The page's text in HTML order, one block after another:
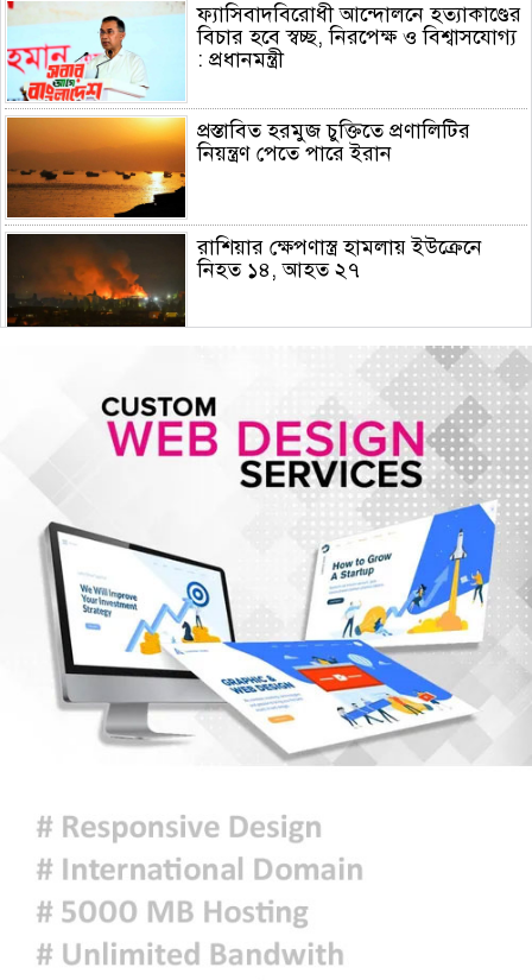
ফ্যাসিবাদবিরোধী আন্দোলনে হত্যাকাণ্ডের
বিচার হবে স্বচ্ছ, নিরপেক্ষ ও বিশ্বাসযোগ্য
: প্রধানমন্ত্রী
প্রস্তাবিত হরমুজ চুক্তিতে প্রণালিটির
নিয়ন্ত্রণ পেতে পারে ইরান
রাশিয়ার ক্ষেপণাস্ত্র হামলায় ইউক্রেনে
নিহত ১৪, আহত ২৭
হামের উপসর্গে আরও ৫ শিশুর মৃত্যু
গোপালগঞ্জে ১৫ আগস্ট পর্যন্ত নিরাপত্তা
জোরদার, ৫ প্লাটুন বিজিবি মোতায়েন
আরেকটি বিপ্লব আসন্ন, সেই বিপ্লবের জন্য
আমি দেশবাসীকে প্রস্তুতি নেওয়ার আহ্বান
জানাচ্ছি- ডা. শফিকুর রহমান
জুলাই গণঅভ্যুত্থান দিবসে রাজশাহীতে
স্মৃতিস্তম্ভে শ্রদ্ধাঞ্জলি
‘জুলাই গণঅভ্যুত্থান স্মৃতি জাদুঘর’
উদ্বোধন করলেন প্রধানমন্ত্রী
শ্রীলঙ্কায় ভয়াবহ বন্যা ও ভূমিধস: নিহত
৭, স্কুল বন্ধ ঘোষণা